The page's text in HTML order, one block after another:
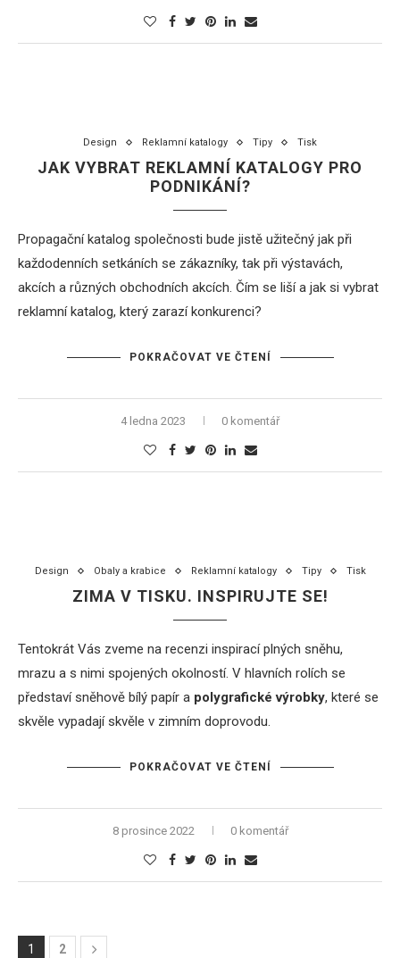
Design Reklamní katalogy Tipy Tisk
JAK VYBRAT REKLAMNÍ KATALOGY PRO
PODNIKÁNÍ?
Propagační katalog společnosti bude jistě užitečný jak při
každodenních setkáních se zákazníky, tak při výstavách,
akcích a různých obchodních akcích. Čím se liší a jak si vybrat
reklamní katalog, který zarazí konkurenci?
POKRAČOVAT VE ČTENÍ
4 ledna 2023 0 komentář
Design Obaly a krabice Reklamní katalogy Tipy Tisk
ZIMA V TISKU. INSPIRUJTE SE!
Tentokrát Vás zveme na recenzi inspirací plných sněhu,
mrazu a s nimi spojených okolností. V hlavních rolích se
představí sněhově bílý papír a polygrafické výrobky, které se
skvěle vypadají skvěle v zimním doprovodu.
POKRAČOVAT VE ČTENÍ
8 prosince 2022 0 komentář
1 2